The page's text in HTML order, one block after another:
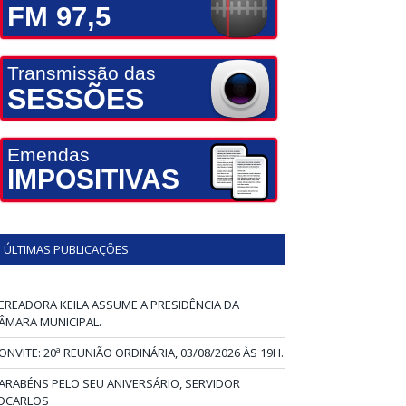
FM 97,5
Transmissão das
SESSÕES
Emendas
IMPOSITIVAS
ÚLTIMAS PUBLICAÇÕES
KEILA ASSUME A PRESIDÊNCIA DA
MUNICIPAL.
20ª REUNIÃO ORDINÁRIA, 03/08/2026 ÀS 19H.
PELO SEU ANIVERSÁRIO, SERVIDOR